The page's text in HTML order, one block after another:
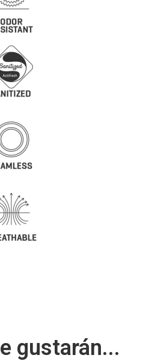
gustarán...